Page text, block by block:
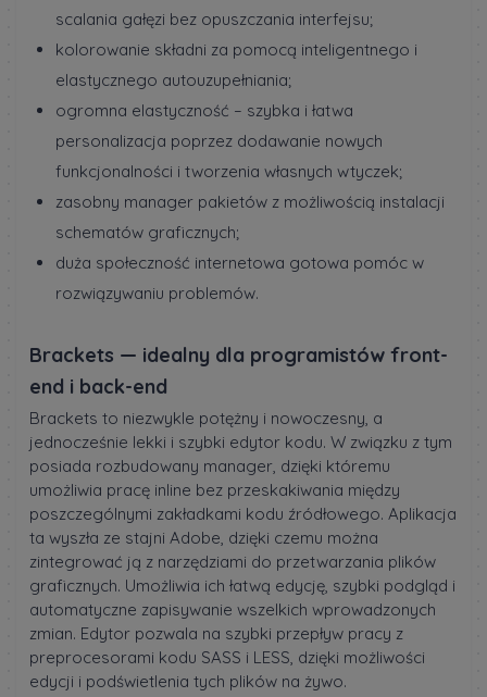
scalania gałęzi bez opuszczania interfejsu;
kolorowanie składni za pomocą inteligentnego i
elastycznego autouzupełniania;
ogromna elastyczność – szybka i łatwa
personalizacja poprzez dodawanie nowych
funkcjonalności i tworzenia własnych wtyczek;
zasobny manager pakietów z możliwością instalacji
schematów graficznych;
duża społeczność internetowa gotowa pomóc w
rozwiązywaniu problemów.
Brackets — idealny dla programistów front-
end i back-end
Brackets to niezwykle potężny i nowoczesny, a
jednocześnie lekki i szybki edytor kodu. W związku z tym
posiada rozbudowany manager, dzięki któremu
umożliwia pracę inline bez przeskakiwania między
poszczególnymi zakładkami kodu źródłowego. Aplikacja
ta wyszła ze stajni Adobe, dzięki czemu można
zintegrować ją z narzędziami do przetwarzania plików
graficznych. Umożliwia ich łatwą edycję, szybki podgląd i
automatyczne zapisywanie wszelkich wprowadzonych
zmian. Edytor pozwala na szybki przepływ pracy z
preprocesorami kodu SASS i LESS, dzięki możliwości
edycji i podświetlenia tych plików na żywo.